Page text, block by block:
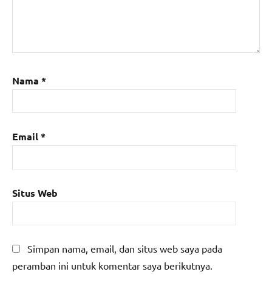
Nama *
Email*
Situs Web
Simpan nama, email, dan situs web saya pada
peramban ini untuk komentar saya berikutnya.